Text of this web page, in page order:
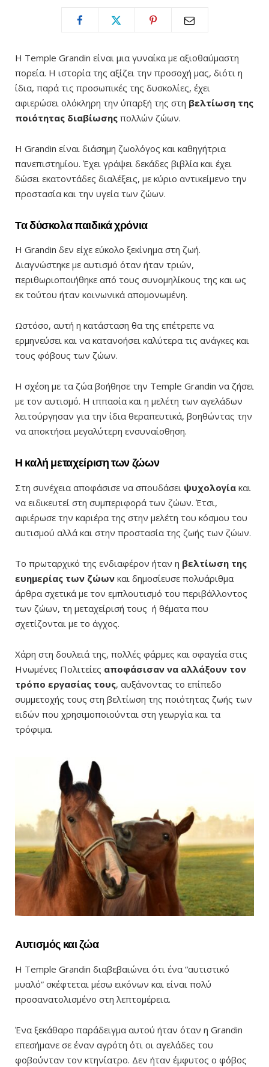
Η Temple Grandin είναι μια γυναίκα με αξιοθαύμαστη
πορεία. Η ιστορία της αξίζει την προσοχή μας, διότι η
ίδια, παρά τις προσωπικές της δυσκολίες, έχει
αφιερώσει ολόκληρη την ύπαρξή της στη βελτίωση της
ποιότητας διαβίωσης πολλών ζώων.
Η Grandin είναι διάσημη ζωολόγος και καθηγήτρια
πανεπιστημίου. Έχει γράψει δεκάδες βιβλία και έχει
δώσει εκατοντάδες διαλέξεις, με κύριο αντικείμενο την
προστασία και την υγεία των ζώων.
Τα δύσκολα παιδικά χρόνια
Η Grandin δεν είχε εύκολο ξεκίνημα στη ζωή.
Διαγνώστηκε με αυτισμό όταν ήταν τριών,
περιθωριοποιήθηκε από τους συνομηλίκους της και ως
εκ τούτου ήταν κοινωνικά απομονωμένη.
Ωστόσο, αυτή η κατάσταση θα της επέτρεπε να
ερμηνεύσει και να κατανοήσει καλύτερα τις ανάγκες και
τους φόβους των ζώων.
Η σχέση με τα ζώα βοήθησε την Temple Grandin να ζήσει
με τον αυτισμό. Η ιππασία και η μελέτη των αγελάδων
λειτούργησαν για την ίδια θεραπευτικά, βοηθώντας την
να αποκτήσει μεγαλύτερη ενσυναίσθηση.
Η καλή μεταχείριση των ζώων
Στη συνέχεια αποφάσισε να σπουδάσει ψυχολογία και
να ειδικευτεί στη συμπεριφορά των ζώων. Έτσι,
αφιέρωσε την καριέρα της στην μελέτη του κόσμου του
αυτισμού αλλά και στην προστασία της ζωής των ζώων.
Το πρωταρχικό της ενδιαφέρον ήταν η βελτίωση της
ευημερίας των ζώων και δημοσίευσε πολυάριθμα
άρθρα σχετικά με τον εμπλουτισμό του περιβάλλοντος
των ζώων, τη μεταχείρισή τους ή θέματα που
σχετίζονται με το άγχος.
Χάρη στη δουλειά της, πολλές φάρμες και σφαγεία στις
Ηνωμένες Πολιτείες αποφάσισαν να αλλάξουν τον
τρόπο εργασίας τους, αυξάνοντας το επίπεδο
συμμετοχής τους στη βελτίωση της ποιότητας ζωής των
ειδών που χρησιμοποιούνται στη γεωργία και τα
τρόφιμα.
Αυτισμός και ζώα
Η Temple Grandin διαβεβαιώνει ότι ένα “αυτιστικό
μυαλό” σκέφτεται μέσω εικόνων και είναι πολύ
προσανατολισμένο στη λεπτομέρεια.
Ένα ξεκάθαρο παράδειγμα αυτού ήταν όταν η Grandin
επεσήμανε σε έναν αγρότη ότι οι αγελάδες του
φοβούνταν τον κτηνίατρο. Δεν ήταν έμφυτος ο φόβος